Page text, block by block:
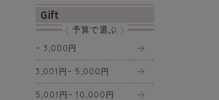
Gift
予算で選ぶ
~ 3,000円
3,001円~ 5,000円
5,001円~ 10,000円